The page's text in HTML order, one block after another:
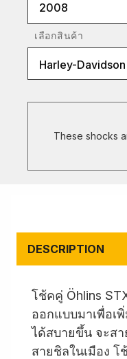
2008
เลือกสินค้า
Harley-
These shocks
DESCRIPTION
โช้คคู่ Öhlins
ออกแบบมาเพื่อ
ได้สบายขึ้น จะส
สายชิลในเมือง